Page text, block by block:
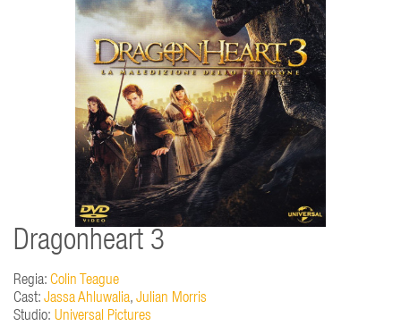
Dragonheart 3
Regia: Colin Teague
Cast: Jassa Ahluwalia, Julian Morris
Studio: Universal Pictures